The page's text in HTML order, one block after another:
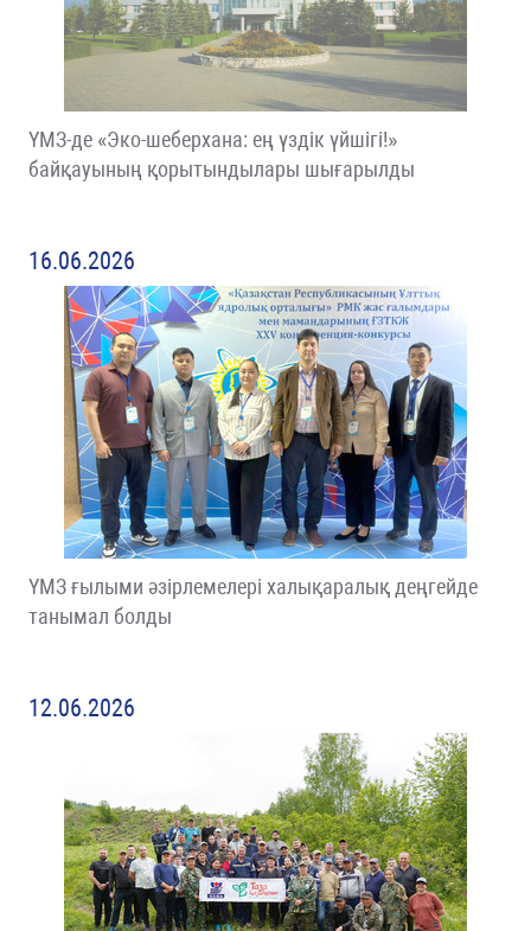
ҮМЗ-де «Эко-шеберхана: ең үздік үйшігі!»
байқауының қорытындылары шығарылды
16.06.2026
ҮМЗ ғылыми әзірлемелері халықаралық деңгейде
танымал болды
12.06.2026